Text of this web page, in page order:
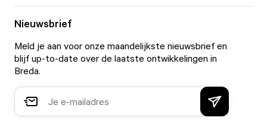
Nieuwsbrief
Meld je aan voor onze maandelijkste nieuwsbrief en
blijf up-to-date over de laatste ontwikkelingen in
Breda.